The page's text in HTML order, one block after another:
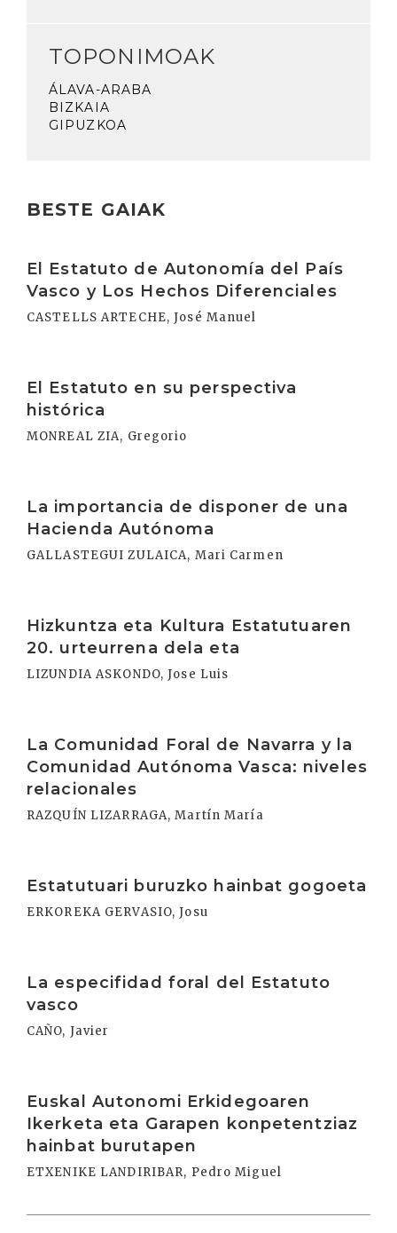
TOPONIMOAK
ÁLAVA-ARABA
BIZKAIA
GIPUZKOA
BESTE GAIAK
El Estatuto de Autonomía del País
Vasco y Los Hechos Diferenciales
CASTELLS ARTECHE, José Manuel
El Estatuto en su perspectiva
histórica
MONREAL ZIA, Gregorio
La importancia de disponer de una
Hacienda Autónoma
GALLASTEGUI ZULAICA, Mari Carmen
Hizkuntza eta Kultura Estatutuaren
20. urteurrena dela eta
LIZUNDIA ASKONDO, Jose Luis
La Comunidad Foral de Navarra y la
Comunidad Autónoma Vasca: niveles
relacionales
RAZQUÍN LIZARRAGA, Martín María
Estatutuari buruzko hainbat gogoeta
ERKOREKA GERVASIO, Josu
La especifidad foral del Estatuto
vasco
CAÑO, Javier
Euskal Autonomi Erkidegoaren
Ikerketa eta Garapen konpetentziaz
hainbat burutapen
ETXENIKE LANDIRIBAR, Pedro Miguel